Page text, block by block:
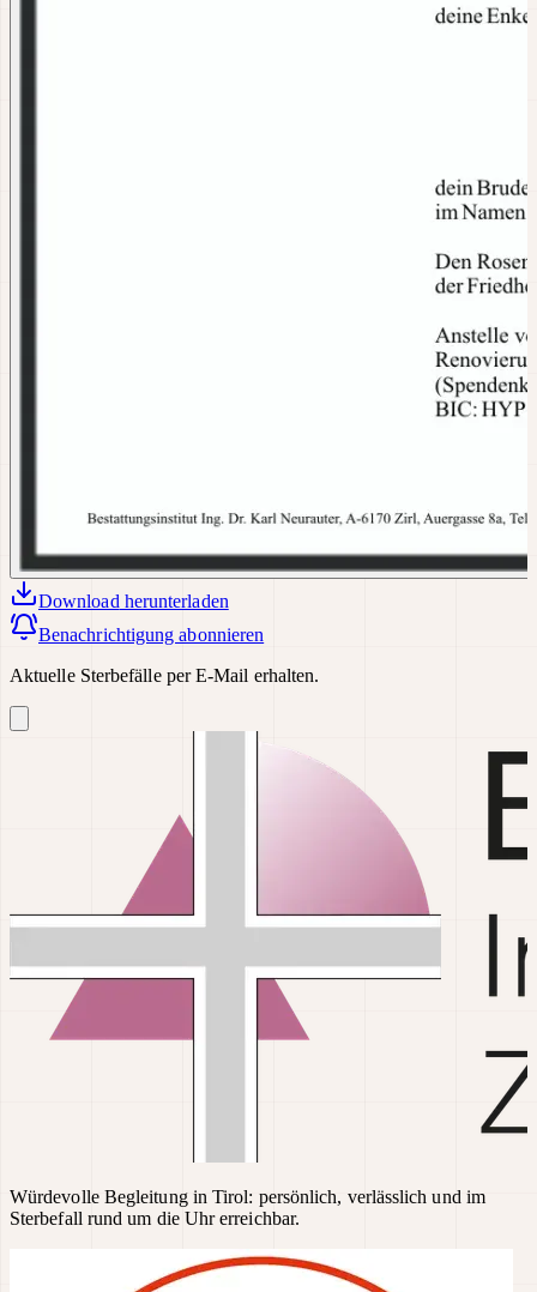
Download herunterladen
Benachrichtigung abonnieren
Aktuelle Sterbefälle per E-Mail erhalten.
Würdevolle Begleitung in Tirol: persönlich, verlässlich und im
Sterbefall rund um die Uhr erreichbar.